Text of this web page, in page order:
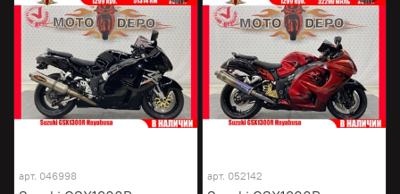
арт. 046998 арт. 052142